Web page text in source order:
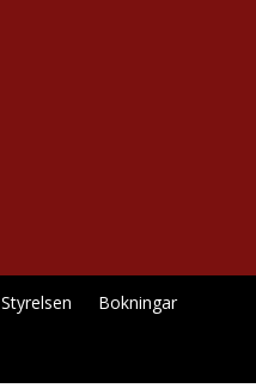
Styrelsen Bokningar